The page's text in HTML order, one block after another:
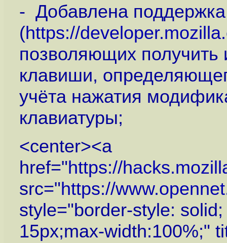
- Добавлена
(https://
позволяющих
клавиши,
учёта нажатия
клавиатуры;
<center><a
href="https://
src="https://
style="border-style:
15px;max-width:100%;"